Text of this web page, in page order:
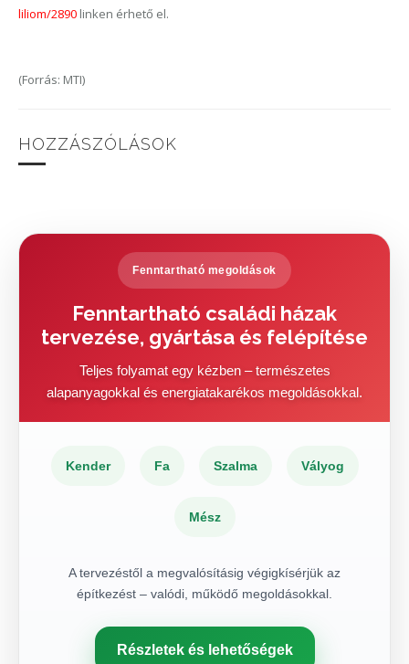
liliom/2890 linken érhető el.
(Forrás: MTI)
HOZZÁSZÓLÁSOK
Fenntartható megoldások
Fenntartható családi házak
tervezése, gyártása és felépítése
Teljes folyamat egy kézben – természetes
alapanyagokkal és energiatakarékos megoldásokkal.
Kender Fa Szalma Vályog
Mész
A tervezéstől a megvalósításig végigkísérjük az
építkezést – valódi, működő megoldásokkal.
Részletek és lehetőségek